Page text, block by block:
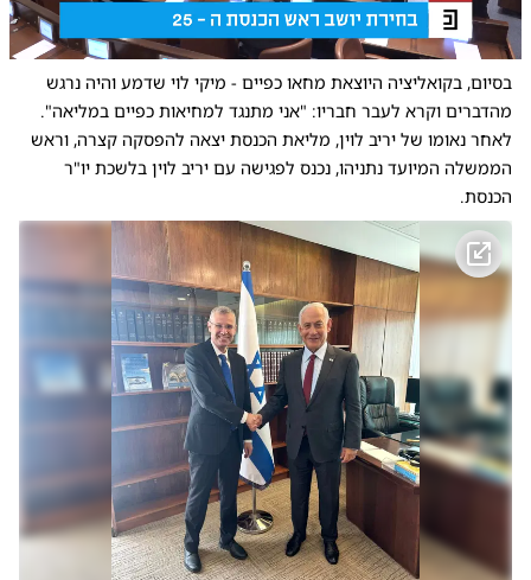
0:00 / 4:36
‏בסיום, בקואליציה היוצאת מחאו כפיים - מיקי לוי שדמע והיה נרגש
מהדברים וקרא לעבר חבריו: "אני מתנגד למחיאות כפיים במליאה".
לאחר נאומו של יריב לוין, מליאת הכנסת יצאה להפסקה קצרה, וראש
הממשלה המיועד נתניהו, נכנס לפגישה עם יריב לוין בלשכת יו"ר
הכנסת.